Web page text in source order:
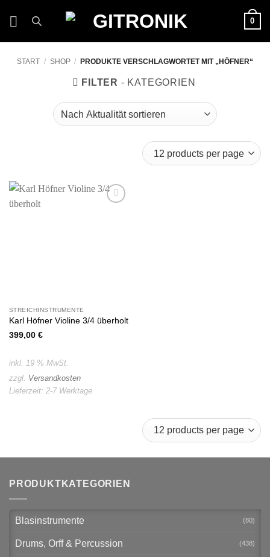
0
START / SHOP / PRODUKTE VERSCHLAGWORTET MIT „HÖFNER“
FILTER
STREICHINSTRUMENTE
Karl Höfner Violine 3/4 überholt
399,00 €
inkl. 19 % MwSt.
zzgl. Versandkosten
Lieferzeit: 2-7 Werktage
PRODUKTKATEGORIEN
Blasinstrumente (80)
Drums, Orff & Percussion (438)